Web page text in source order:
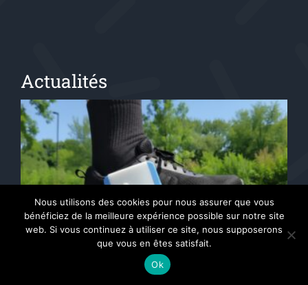
Actualités
Nous utilisons des cookies pour nous assurer que vous
bénéficiez de la meilleure expérience possible sur notre site
web. Si vous continuez à utiliser ce site, nous supposerons
que vous en êtes satisfait.
Ok